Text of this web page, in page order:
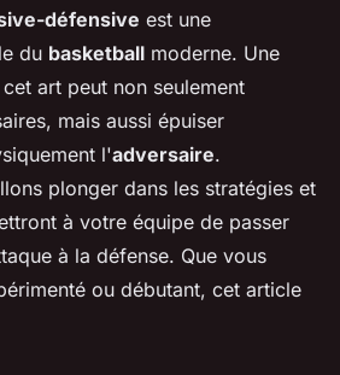
un
de basket pour
transition
min de lecture
défensive est une
du basketball moderne. Une
art peut non seulement
mais aussi épuiser
l'adversaire.
plonger dans les stratégies et
à votre équipe de passer
à la défense. Que vous
ou débutant, cet article